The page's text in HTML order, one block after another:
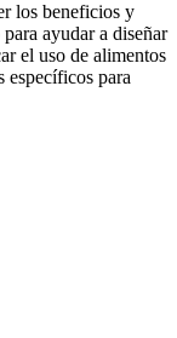
los beneficios y
ayudar a diseñar
el uso de alimentos
específicos para